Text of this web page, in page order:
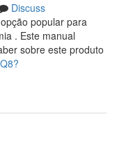
Discuss
popular para
. Este manual
sobre este produto